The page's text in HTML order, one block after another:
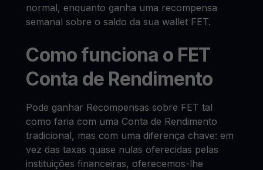
normal, enquanto ganha uma recompensa
semanal sobre o saldo da sua wallet FET.
Como funciona o FET
Conta de Rendimento
Pode ganhar Recompensas sobre FET tal
como faria com uma Conta de Rendimento
tradicional, mas com uma diferença chave: em
vez das taxas quase nulas oferecidas pelas
instituições financeiras, oferecemos-lhe